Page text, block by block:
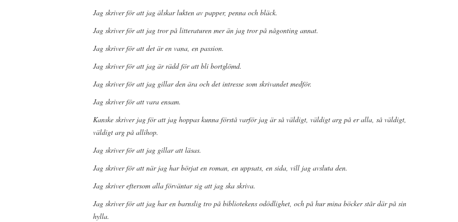
Jag skriver för att jag älskar lukten av papper, penna och bläck.
Jag skriver för att jag tror på litteraturen mer än jag tror på någonting annat.
Jag skriver för att det är en vana, en passion.
Jag skriver för att jag är rädd för att bli bortglömd.
Jag skriver för att jag gillar den ära och det intresse som skrivandet medför.
Jag skriver för att vara ensam.
Kanske skriver jag för att jag hoppas kunna förstå varför jag är så väldigt, väldigt arg på er alla, så väldigt,
väldigt arg på allihop.
Jag skriver för att jag gillar att läsas.
Jag skriver för att när jag har börjat en roman, en uppsats, en sida, vill jag avsluta den.
Jag skriver eftersom alla förväntar sig att jag ska skriva.
Jag skriver för att jag har en barnslig tro på bibliotekens odödlighet, och på hur mina böcker står där på sin
hylla.